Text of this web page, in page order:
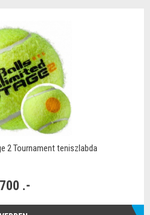
2 Tournament teniszlabda
700 .-